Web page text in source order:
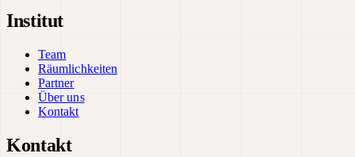
Institut
Team
Räumlichkeiten
Partner
Über uns
Kontakt
Kontakt